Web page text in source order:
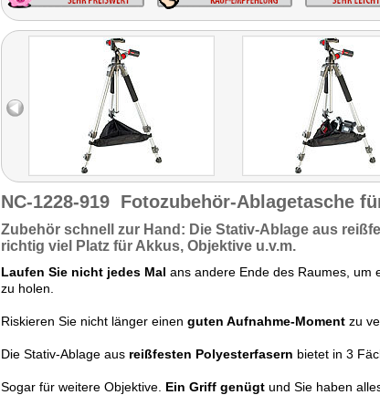
NC-1228-919 Fotozubehör-Ablagetasche
Zubehör schnell zur Hand: Die Stativ-Ablage aus
richtig viel Platz für Akkus, Objektive u.v.m.
Laufen Sie nicht jedes Mal ans andere Ende des Raumes, um
zu holen.
Riskieren Sie nicht länger einen guten Aufnahme-Moment zu
Die Stativ-Ablage aus reißfesten Polyesterfasern bietet in 3
Sogar für weitere Objektive. Ein Griff genügt und Sie haben